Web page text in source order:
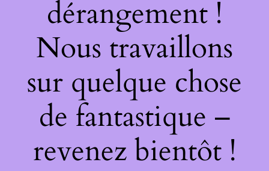
dérangement !
Nous travaillons
sur quelque chose
de fantastique –
revenez bientôt !